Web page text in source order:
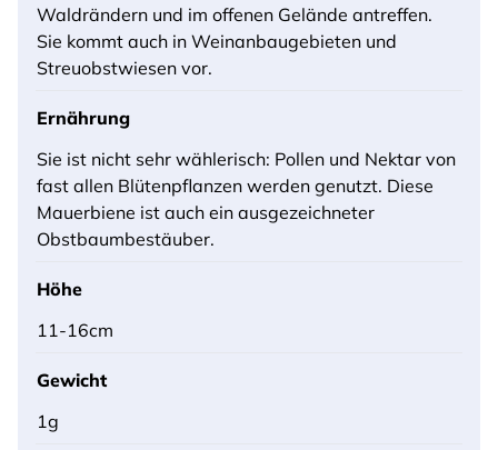
Waldrändern und im offenen Gelände antreffen.
Sie kommt auch in Weinanbaugebieten und
Streuobstwiesen vor.
Ernährung
Sie ist nicht sehr wählerisch: Pollen und Nektar von
fast allen Blütenpflanzen werden genutzt. Diese
Mauerbiene ist auch ein ausgezeichneter
Obstbaumbestäuber.
Höhe
11-16cm
Gewicht
1g